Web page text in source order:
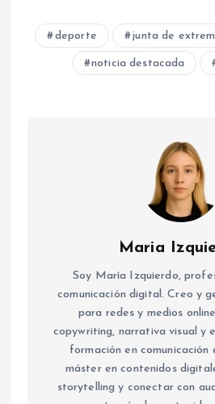
deporte junta de
noticia destacada
Maria
Soy María Izquierdo,
comunicación digital. Creo y
para redes y medios
copywriting, narrativa visual y
formación en comunicación
máster en contenidos
storytelling y conectar con